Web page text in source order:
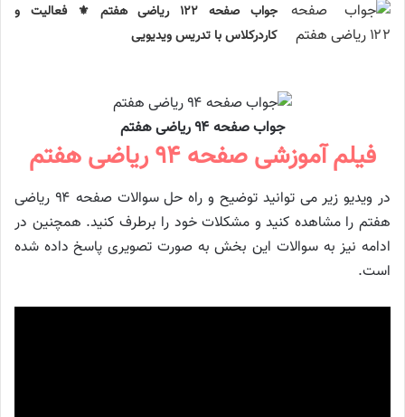
جواب صفحه ۱۲۲ ریاضی هفتم ⚜️ فعالیت و
کاردرکلاس با تدریس ویدیویی
جواب صفحه ۹۴ ریاضی هفتم
فیلم آموزشی صفحه ۹۴ ریاضی هفتم
در ویدیو زیر می توانید توضیح و راه حل سوالات صفحه ۹۴ ریاضی
هفتم را مشاهده کنید و مشکلات خود را برطرف کنید. همچنین در
ادامه نیز به سوالات این بخش به صورت تصویری پاسخ داده شده
است.